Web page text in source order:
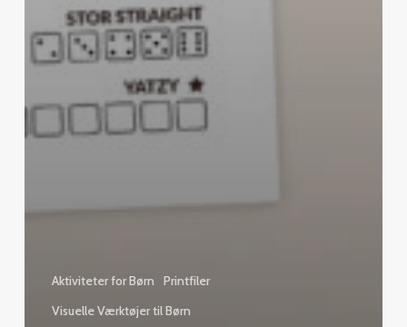
Aktiviteter for Børn
Printfiler
Visuelle Værktøjer til Børn